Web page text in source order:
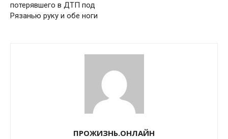
потерявшего в ДТП под
Рязанью руку и обе ноги
ПРОЖИЗНЬ.ОНЛАЙН